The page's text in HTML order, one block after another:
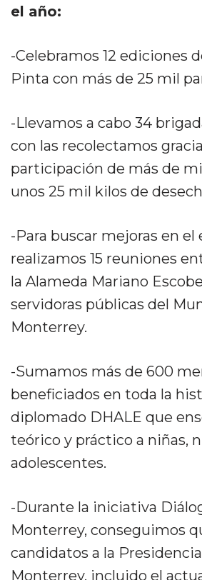
el año:
-Celebramos 12 ediciones
Pinta con más de 25 mil
-Llevamos a cabo 34
con las recolectamos
participación de más de
unos 25 mil kilos de
-Para buscar mejoras en el
realizamos 15 reuniones
la Alameda Mariano
servidoras públicas del
Monterrey.
-Sumamos más de 600
beneficiados en toda la
diplomado DHALE que
teórico y práctico a niñas,
adolescentes.
-Durante la iniciativa
Monterrey, conseguimos
candidatos a la
Monterrey, incluido el